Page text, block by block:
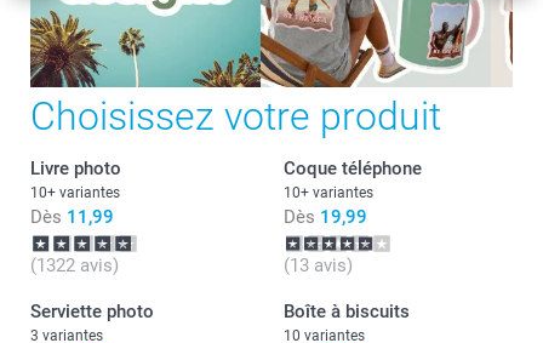
Choisissez votre produit
Livre photo
10+ variantes
Dès 11,99
(1322 avis)
Coque téléphone
10+ variantes
Dès 19,99
(13 avis)
Serviette photo
3 variantes
Boîte à biscuits
10 variantes